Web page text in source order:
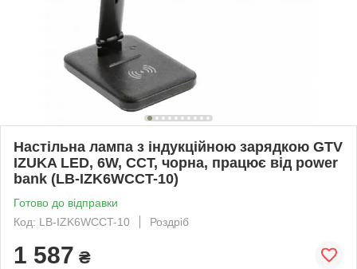
Настільна лампа з індукційною зарядкою GTV
IZUKA LED, 6W, CCT, чорна, працює від power
bank (LB-IZK6WCCT-10)
Готово до відправки
Код: LB-IZK6WCCT-10
Роздріб
1 587 ₴